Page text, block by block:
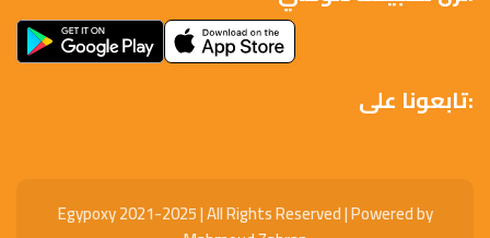
تابعونا على:
Egypoxy 2021-2025 | All Rights Reserved | Powered by